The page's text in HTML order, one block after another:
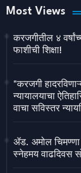
Most Views
करजगीतील ४
फाशीची शिक्षा!
"करजगी
न्यायालयाचा
वाचा सविस्तर
ॲड. अमोल
स्नेहमय वाढदिवस